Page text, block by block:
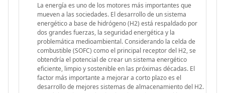
La energía es uno de los motores más importantes que
mueven a las sociedades. El desarrollo de un sistema
energético a base de hidrógeno (H2) está respaldado por
dos grandes fuerzas, la seguridad energética y la
problemática medioambiental. Considerando la celda de
combustible (SOFC) como el principal receptor del H2, se
obtendría el potencial de crear un sistema energético
eficiente, limpio y sostenible en las próximas décadas. El
factor más importante a mejorar a corto plazo es el
desarrollo de mejores sistemas de almacenamiento del H2.